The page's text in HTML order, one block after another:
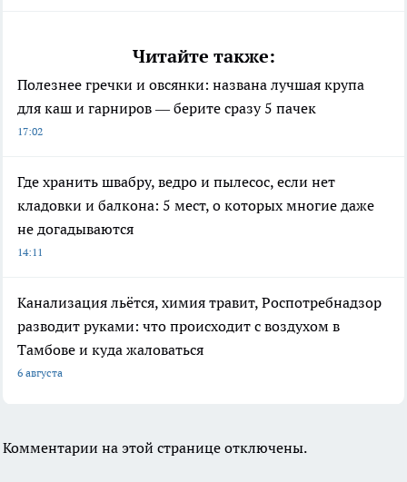
Читайте также:
Полезнее гречки и овсянки: названа лучшая крупа
для каш и гарниров — берите сразу 5 пачек
17:02
Где хранить швабру, ведро и пылесос, если нет
кладовки и балкона: 5 мест, о которых многие даже
не догадываются
14:11
Канализация льётся, химия травит, Роспотребнадзор
разводит руками: что происходит с воздухом в
Тамбове и куда жаловаться
6 августа
Комментарии на этой странице отключены.